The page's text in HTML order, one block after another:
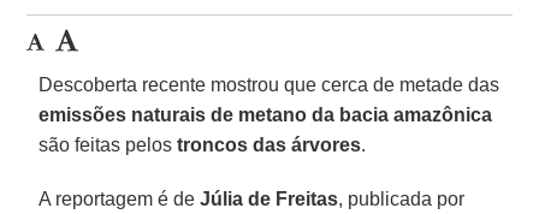
Descoberta recente mostrou que cerca de metade das
emissões naturais de metano da bacia amazônica
são feitas pelostroncos das árvores.
A reportagem é deJúlia de Freitas, publicada por